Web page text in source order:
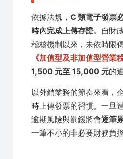
依據法規， C 類電子發票
時內完成上傳存證。自財
稽核機制以來，未依時限
《加值型及非加值型營業
1,500 元至 15,000 元的
以外銷業務的節奏來看，
時上傳發票的習慣。一旦
逾期風險與罰鍰將會逐筆
一筆不小的非必要財務負擔